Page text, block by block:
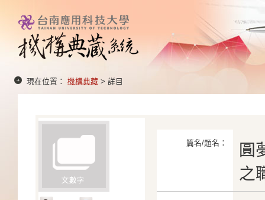
現在位置： 機構典藏 > 詳目
篇名/題名：
圓
之